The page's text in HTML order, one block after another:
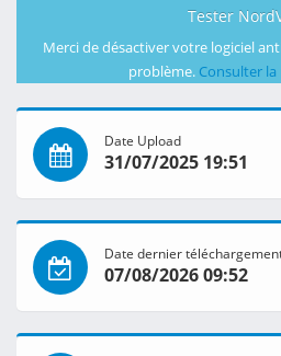
Tester
Merci de désactiver votre logiciel
problème. Consulter
Date Upload
31/07/2025 19:51
Date dernier
07/08/2026 09:52